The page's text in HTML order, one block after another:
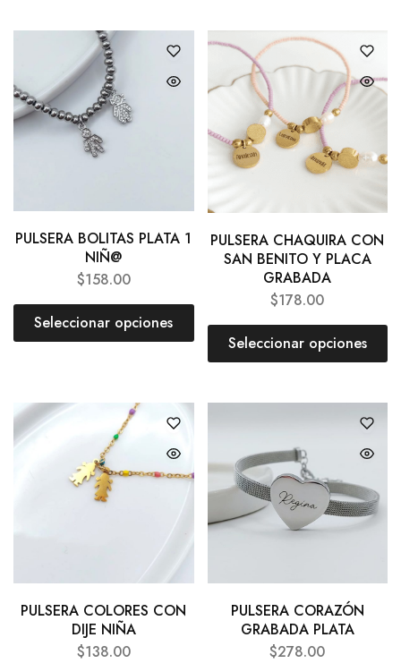
PULSERA BOLITAS PLATA 1
NIÑ@
$158.00
Seleccionar opciones
PULSERA CHAQUIRA CON
SAN BENITO Y PLACA
GRABADA
$178.00
Seleccionar opciones
PULSERA COLORES CON
DIJE NIÑA
$138.00
PULSERA CORAZÓN
GRABADA PLATA
$278.00